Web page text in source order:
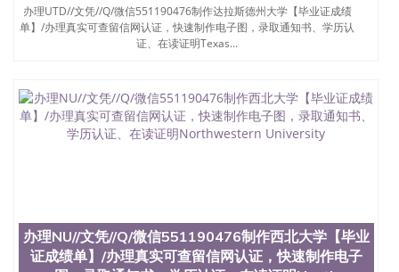
办理UTD//文凭//Q/微信551190476制作达拉斯德州大学【毕业证成绩
单】/办理真实可查留信网认证，快速制作电子图，录取通知书、学历认
证、在读证明Texas...
办理NU//文凭//Q/微信551190476制作西北大学【毕业
证成绩单】/办理真实可查留信网认证，快速制作电子